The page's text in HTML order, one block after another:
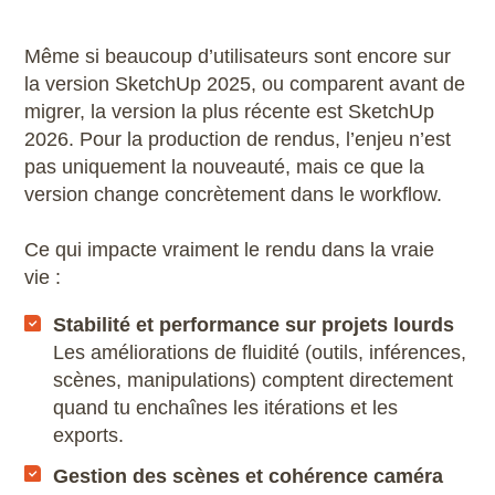
Même si beaucoup d’utilisateurs sont encore sur
la version SketchUp 2025, ou comparent avant de
migrer, la version la plus récente est SketchUp
2026. Pour la production de rendus, l’enjeu n’est
pas uniquement la nouveauté, mais ce que la
version change concrètement dans le workflow.
Ce qui impacte vraiment le rendu dans la vraie
vie :
Stabilité et performance sur projets lourds
Les améliorations de fluidité (outils, inférences,
scènes, manipulations) comptent directement
quand tu enchaînes les itérations et les
exports.
Gestion des scènes et cohérence caméra